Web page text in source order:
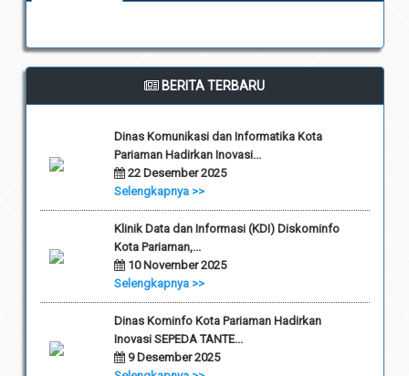
BERITA TERBARU
Dinas Komunikasi dan Informatika Kota
Pariaman Hadirkan Inovasi...
22 Desember 2025
Selengkapnya >>
Klinik Data dan Informasi (KDI) Diskominfo
Kota Pariaman,...
10 November 2025
Selengkapnya >>
Dinas Kominfo Kota Pariaman Hadirkan
Inovasi SEPEDA TANTE...
9 Desember 2025